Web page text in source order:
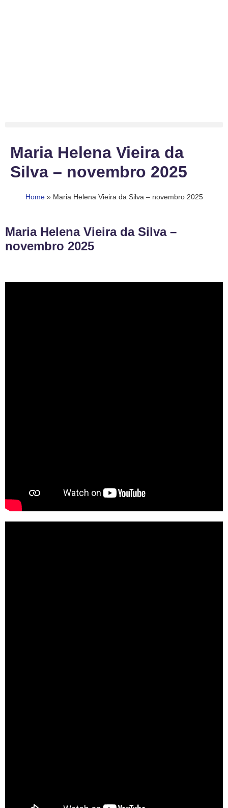
Maria Helena Vieira da
Silva – novembro 2025
Home» Maria Helena Vieira da Silva – novembro 2025
Maria Helena Vieira da Silva –
novembro 2025